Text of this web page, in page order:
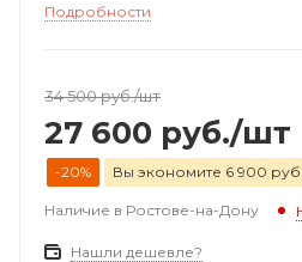
Подробности
34 500руб./шт
27 600 руб./шт
-20% Вы экономите 6 900 руб.
Наличие в Ростове-на-Дону
Нашли дешевле?